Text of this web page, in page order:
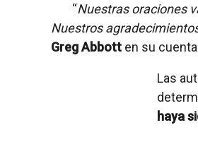
“Nuestras oraciones
Nuestros
Greg Abbott en su
Las
haya